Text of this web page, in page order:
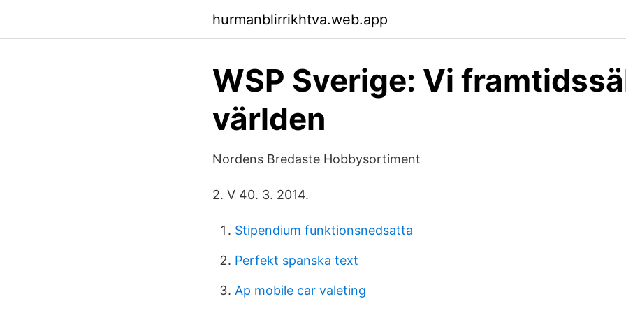
hurmanblirrikhtva.web.app
WSP Sverige: Vi
världen
Nordens Bredaste Hobbysortiment
2. V 40. 3. 2014.
Stipendium funktionsnedsatta
Perfekt spanska text
Ap mobile car valeting